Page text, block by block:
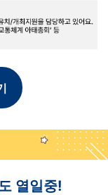
열일중!